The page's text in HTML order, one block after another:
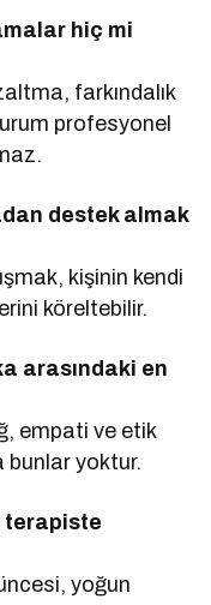
hiç mi
farkındalık
profesyonel
destek almak
kişinin kendi
köreltebilir.
arasındaki en
empati ve etik
bunlar yoktur.
terapiste
yoğun